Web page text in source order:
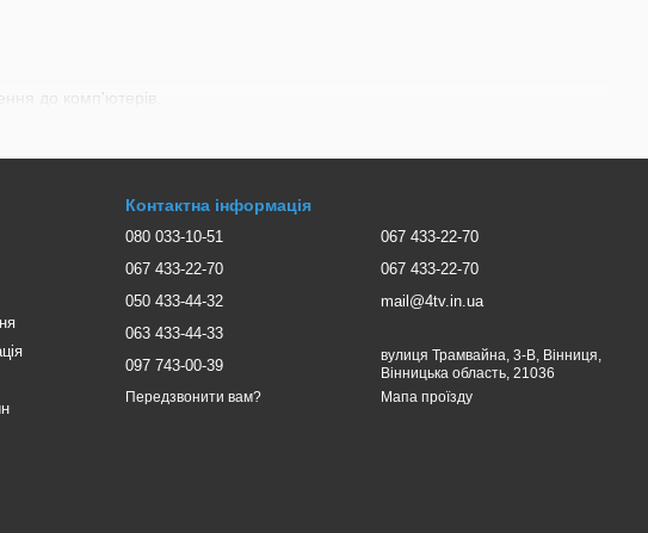
до комп'ютерів.
Контактна інформація
080 033-10-51
067 433-22-70
050 433-44-32
063 433-44-33
097 743-00-39
Передзвонити вам?
067 433-22-70
067 433-22-70
mail@4tv.in.ua
вулиця Трамвайна, 3-В, Вінниця,
Вінницька область, 21036
Мапа проїзду